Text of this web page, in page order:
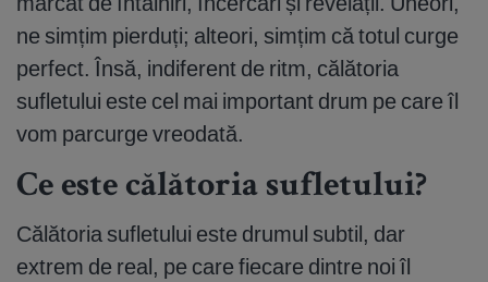
ne simțim pierduți; alteori, simțim că totul curge
perfect. Însă, indiferent de ritm, călătoria
sufletului este cel mai important drum pe care îl
vom parcurge vreodată.
Ce este călătoria sufletului?
Călătoria sufletului este drumul subtil, dar
extrem de real, pe care fiecare dintre noi îl